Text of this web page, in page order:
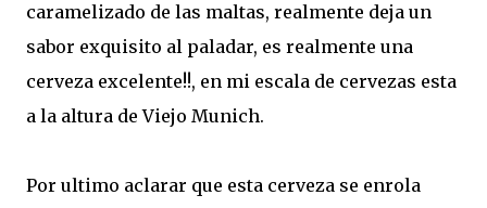
caramelizado de las maltas, realmente deja un
sabor exquisito al paladar, es realmente una
cerveza excelente!!, en mi escala de cervezas esta
a la altura de Viejo Munich.
Por ultimo aclarar que esta cerveza se enrola